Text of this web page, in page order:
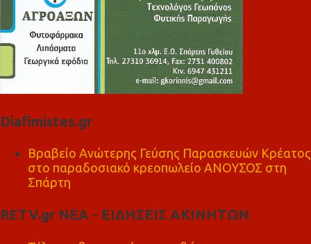
Diafimistes.gr
Βραβείο Ανώτερης Γεύσης Παρασκευών Κρέατος
στο παραδοσιακό κρεοπωλείο ΑΝΟΥΣΟΣ στη
Σπάρτη
RETV.gr ΝΕΑ - ΕΙΔΗΣΕΙΣ ΑΚΙΝΗΤΩΝ